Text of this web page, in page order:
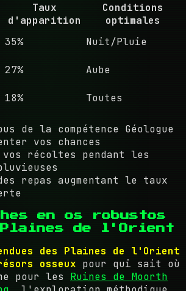
Taux
d'apparition
Conditions
optimales
35%
Nuit/Pluie
27%
Aube
18% Toutes
de la compétence Géologue
vos chances
récoltes pendant les
repas augmentant le taux
en os robustos
de l'Orient
des Plaines de l'Orient
osseux pour qui sait où
pour les Ruines de Moorth